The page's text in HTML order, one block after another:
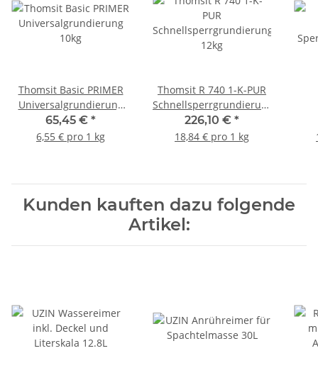
Thomsit Basic PRIMER
Universalgrundierung
10kg
65,45 € *
6,55 € pro 1 kg
Thomsit R 740 1-K-PUR
Schnellsperrgrundierung
12kg
226,10 € *
18,84 € pro 1 kg
Kunden kauften dazu folgende
Artikel: